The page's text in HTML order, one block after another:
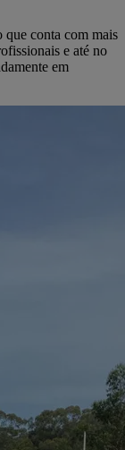
que conta com mais
e até no
em